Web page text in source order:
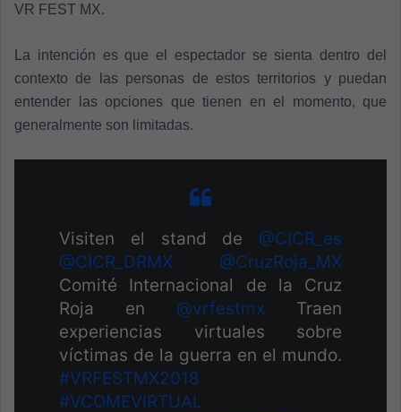
VR FEST MX.
La intención es que el espectador se sienta dentro del
contexto de las personas de estos territorios y puedan
entender las opciones que tienen en el momento, que
generalmente son limitadas.
Visiten el stand de @CICR_es
@CICR_DRMX
@CruzRoja_MX
Comité Internacional de la Cruz
Roja en @vrfestmx Traen
experiencias virtuales sobre
víctimas de la guerra en el mundo.
#VRFESTMX2018
#VCOMEVIRTUAL